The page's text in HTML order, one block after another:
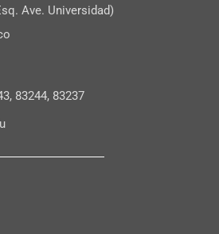
Ave. Universidad)
83244, 83237